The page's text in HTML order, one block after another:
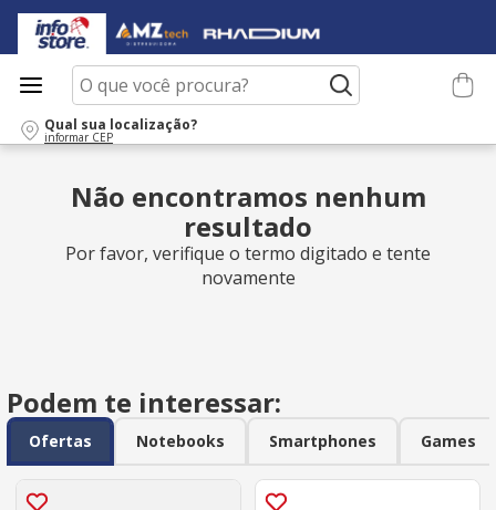
O que você procura?
Qual sua localização?
informar CEP
Não encontramos nenhum
resultado
Por favor, verifique o termo digitado e tente
novamente
Podem te interessar:
Ofertas Notebooks Smartphones Games